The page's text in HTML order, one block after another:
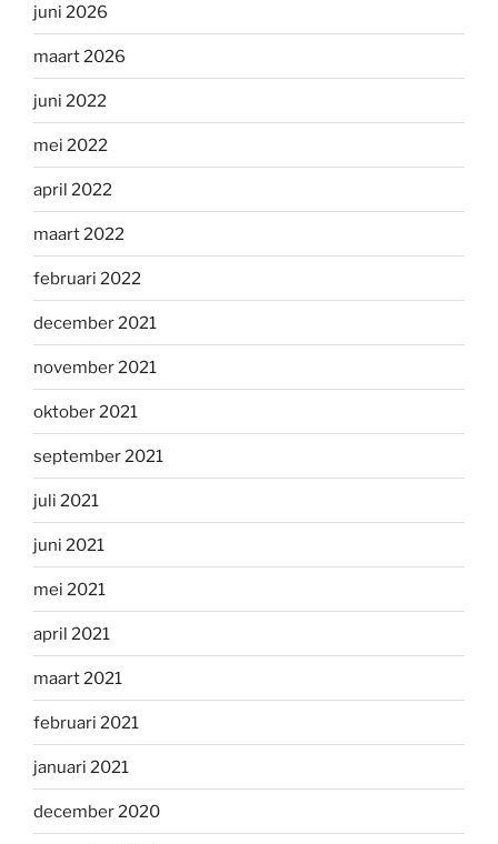
juni 2026
maart 2026
juni 2022
mei 2022
april 2022
maart 2022
februari 2022
december 2021
november 2021
oktober 2021
september 2021
juli 2021
juni 2021
mei 2021
april 2021
maart 2021
februari 2021
januari 2021
december 2020